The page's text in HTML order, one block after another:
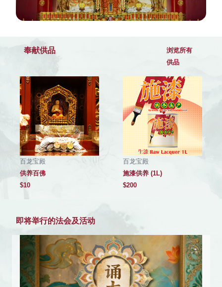
奉献供品
浏览所有
供品
百龙宝殿
供养百佛
$10
百龙宝殿
施漆供养 (1L)
$200
即将举行的法会及活动